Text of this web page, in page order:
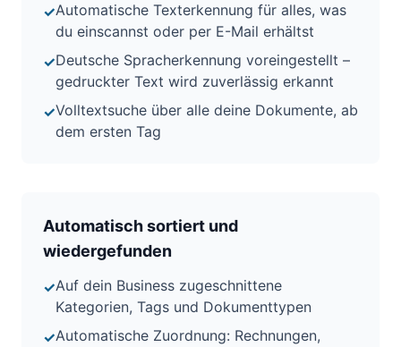
✓Automatische Texterkennung für alles, was
du einscannst oder per E-Mail erhältst
✓Deutsche Spracherkennung voreingestellt –
gedruckter Text wird zuverlässig erkannt
✓Volltextsuche über alle deine Dokumente, ab
dem ersten Tag
Automatisch sortiert und
wiedergefunden
✓Auf dein Business zugeschnittene
Kategorien, Tags und Dokumenttypen
✓Automatische Zuordnung: Rechnungen,